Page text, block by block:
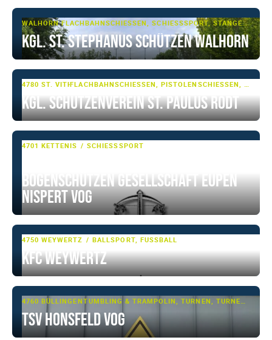
WALHORN FLACHBAHNSCHIESSEN, SCHIESSSPORT, STANGENSCHIESSEN
Kgl. St. Stephanus Schützen Walhorn
4780 ST. VITH
Kgl. Schützenverein St. Paulus Rodt
4701 KETTENIS SCHIESSSPORT
Bogenschützen Gesellschaft Eupen
Nispert VoG
4750 WEYWERTZ BALLSPORT, FUSSBALL
KFC Weywertz
4760 BÜLLINGEN
TSV Honsfeld VoG